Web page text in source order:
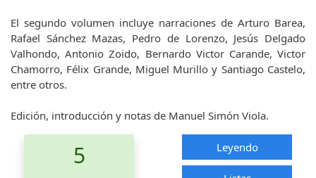
El segundo volumen incluye narraciones de Arturo Barea,
Rafael Sánchez Mazas, Pedro de Lorenzo, Jesús Delgado
Valhondo, Antonio Zoido, Bernardo Victor Carande, Victor
Chamorro, Félix Grande, Miguel Murillo y Santiago Castelo,
entre otros.
Edición, introducción y notas de Manuel Simón Viola.
5 Leyendo